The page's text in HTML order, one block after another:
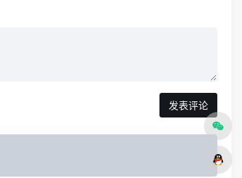
发表评论